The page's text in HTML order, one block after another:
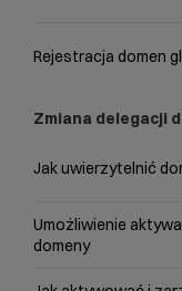
Rejestracja domen
Zmiana delegacji
Jak uwierzytelnić
Umożliwienie
domeny